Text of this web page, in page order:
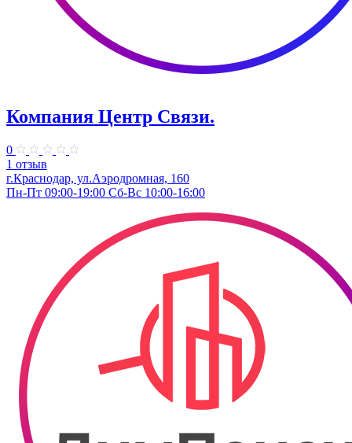
Компания Центр Связи.
0
1 отзыв
г.Краснодар, ул.Аэродромная, 160
Пн-Пт 09:00-19:00 Сб-Вс 10:00-16:00